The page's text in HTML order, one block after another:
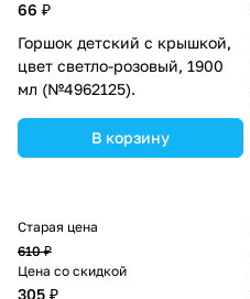
66 ₽
Горшок детский с крышкой,
цвет светло-розовый, 1900
мл (№4962125).
В корзину
Старая цена
610 ₽
Цена со скидкой
305 ₽